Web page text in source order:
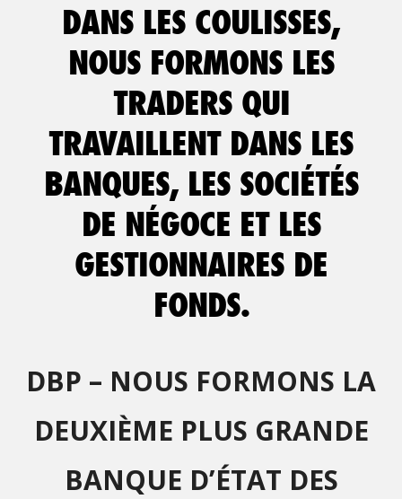
DANS LES COULISSES,
NOUS FORMONS LES
TRADERS QUI
TRAVAILLENT DANS LES
BANQUES, LES SOCIÉTÉS
DE NÉGOCE ET LES
GESTIONNAIRES DE
FONDS.
DBP – NOUS FORMONS LA
DEUXIÈME PLUS GRANDE
BANQUE D’ÉTAT DES